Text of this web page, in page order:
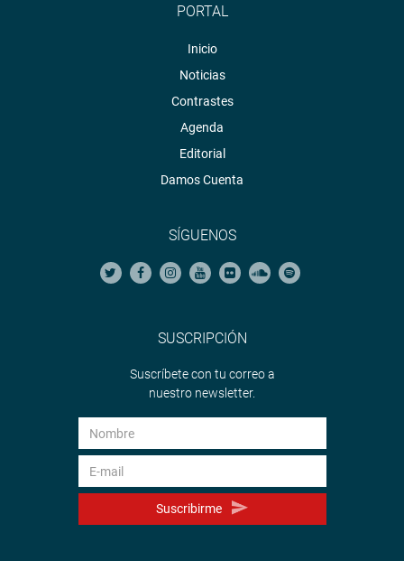
PORTAL
Inicio
Noticias
Contrastes
Agenda
Editorial
Damos Cuenta
SÍGUENOS
SUSCRIPCIÓN
Suscríbete con tu correo a
nuestro newsletter.
Suscribirme